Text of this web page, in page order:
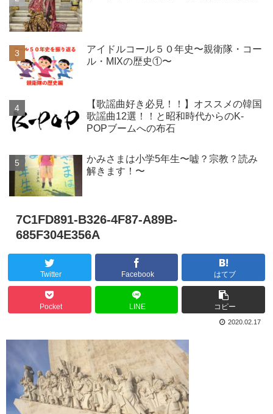
アイドルコール５０年史〜親衛隊・コー
ル・MIXの歴史①〜
【歌謡曲好き必見！！】オススメの韓国
歌謡曲12選！！と昭和時代からのK-
POPブームへの布石
かみさまは小学5年生〜嘘？宗教？読み
解きます！〜
7C1FD891-B326-4F87-A89B-
685F304E356A
Twitter Facebook はてブ
Pocket LINE コピー
2020.02.17